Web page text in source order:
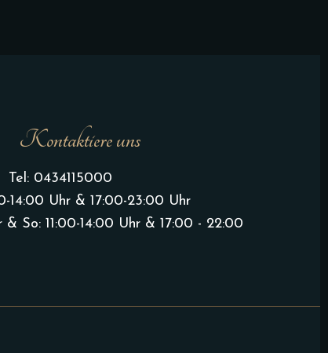
Kontaktiere uns
Tel: 0434115000
14:00 Uhr & 17:00-23:00 Uhr
& So: 11:00-14:00 Uhr & 17:00 - 22:00